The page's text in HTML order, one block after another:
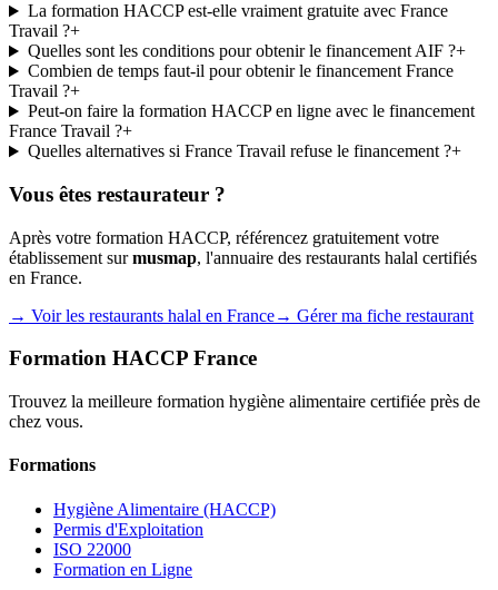
La formation HACCP est-elle vraiment gratuite avec France
Travail ?+
Quelles sont les conditions pour obtenir le financement AIF ?+
Combien de temps faut-il pour obtenir le financement France
Travail ?+
Peut-on faire la formation HACCP en ligne avec le financement
France Travail ?+
Quelles alternatives si France Travail refuse le financement ?+
Vous êtes restaurateur ?
Après votre formation HACCP, référencez gratuitement votre
établissement surmusmap, l'annuaire des restaurants halal certifiés
en France.
→ Voir les restaurants halal en France→ Gérer ma fiche restaurant
Formation HACCP France
Trouvez la meilleure formation hygiène alimentaire certifiée près de
chez vous.
Formations
Hygiène Alimentaire (HACCP)
Permis d'Exploitation
ISO 22000
Formation en Ligne